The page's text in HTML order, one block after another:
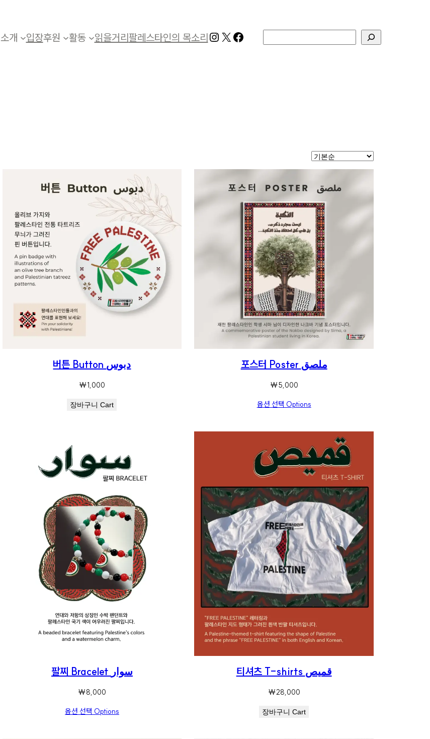
소개 입장후원 활동 읽을거리팔레스타인의 목소리Instagram
X Facebook
버튼 Button دبوس
₩1,000
장바구니 Cart
포스터 Poster ملصق
₩5,000
옵션 선택 Options
팔찌 Bracelet سوار
₩8,000
옵션 선택 Options
티셔츠 T-shirts قميص
₩28,000
장바구니 Cart